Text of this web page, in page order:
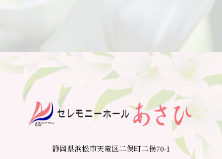
静岡県浜松市天竜区二俣町二俣70-1